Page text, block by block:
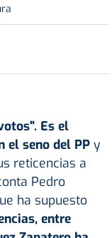
Es el
el seno del PP y
reticencias a
Pedro
ha supuesto
entre